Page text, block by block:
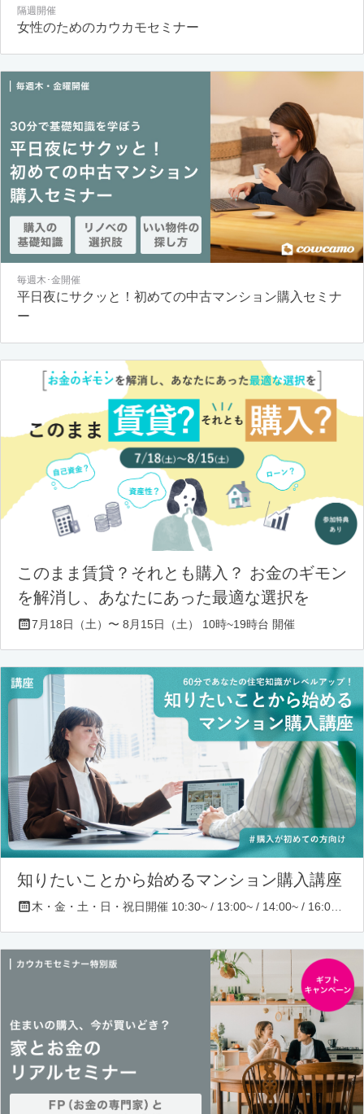
隔週開催
女性のためのカウカモセミナー
毎週木･金開催
平日夜にサクッと！初めての中古マンション購入セミナ
ー
このまま賃貸？それとも購入？ お金のギモン
を解消し、あなたにあった最適な選択を
7月18日（土）〜 8月15日（土） 10時~19時台 開催
知りたいことから始めるマンション購入講座